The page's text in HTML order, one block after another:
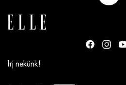
Írj nekünk!